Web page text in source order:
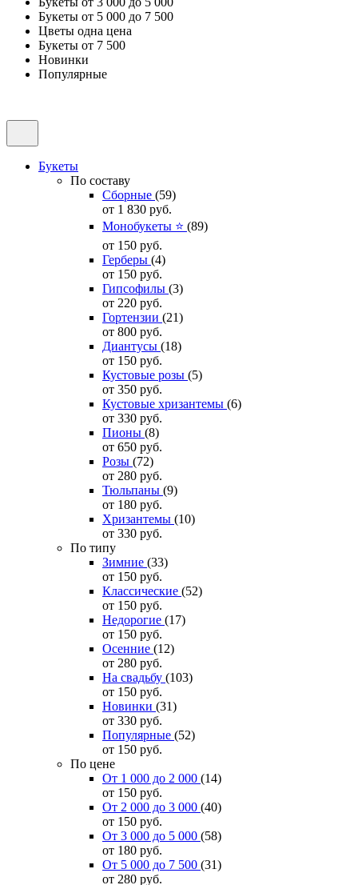
Букеты от 5 000 до 7 500
Цветы одна цена
Букеты от 7 500
Новинки
Популярные
Букеты
По составу
Сборные (59)
от 1 830 руб.
Монобукеты ⭐ (89)
от 150 руб.
Герберы (4)
от 150 руб.
Гипсофилы (3)
от 220 руб.
Гортензии (21)
от 800 руб.
Диантусы (18)
от 150 руб.
Кустовые розы (5)
от 350 руб.
Кустовые хризантемы (6)
от 330 руб.
Пионы (8)
от 650 руб.
Розы (72)
от 280 руб.
Тюльпаны (9)
от 180 руб.
Хризантемы (10)
от 330 руб.
По типу
Зимние (33)
от 150 руб.
Классические (52)
от 150 руб.
Недорогие (17)
от 150 руб.
Осенние (12)
от 280 руб.
На свадьбу (103)
от 150 руб.
Новинки (31)
от 330 руб.
Популярные (52)
от 150 руб.
По цене
От 1 000 до 2 000 (14)
от 150 руб.
От 2 000 до 3 000 (40)
от 150 руб.
От 3 000 до 5 000 (58)
от 180 руб.
От 5 000 до 7 500 (31)
от 280 руб.